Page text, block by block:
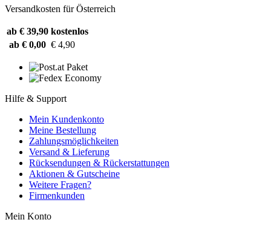
Versandkosten für Österreich
ab € 39,90 kostenlos
ab € 0,00 € 4,90
Hilfe & Support
Mein Kundenkonto
Meine Bestellung
Zahlungsmöglichkeiten
Versand & Lieferung
Rücksendungen & Rückerstattungen
Aktionen & Gutscheine
Weitere Fragen?
Firmenkunden
Mein Konto